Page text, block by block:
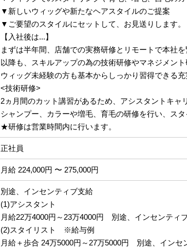
▼新しいウィッグや新たなヘアスタイルのご提案
▼ご要望のスタイルにセットして、お見送りします。
【入社後は...】
まずは半年間、店舗での実務研修とリモートで本社
以降も、スキルアップの為の技術研修やマネジメント
ウィッグ未経験の方も基本からしっかり習得できる充
<技術研修>
2ヵ月間のカット講習があるため、アシスタントキャ
シャンプー、カラーや増毛、育毛の研修を行い、ス
★研修は営業時間内に行います。
正社員
月給 224,000円 〜 275,000円
別途、インセンティブ支給
(1)アシスタント
月給22万4000円～23万4000円 別途、インセンティ
(2)スタイリスト ※給与例
月給＋歩合 24万5000円～27万5000円 別途、インセ